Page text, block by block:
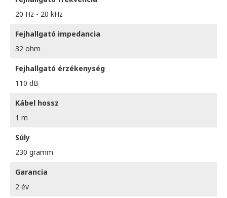
20 Hz - 20 kHz
Fejhallgató impedancia
32 ohm
Fejhallgató érzékenység
110 dB
Kábel hossz
1 m
Súly
230 gramm
Garancia
2 év